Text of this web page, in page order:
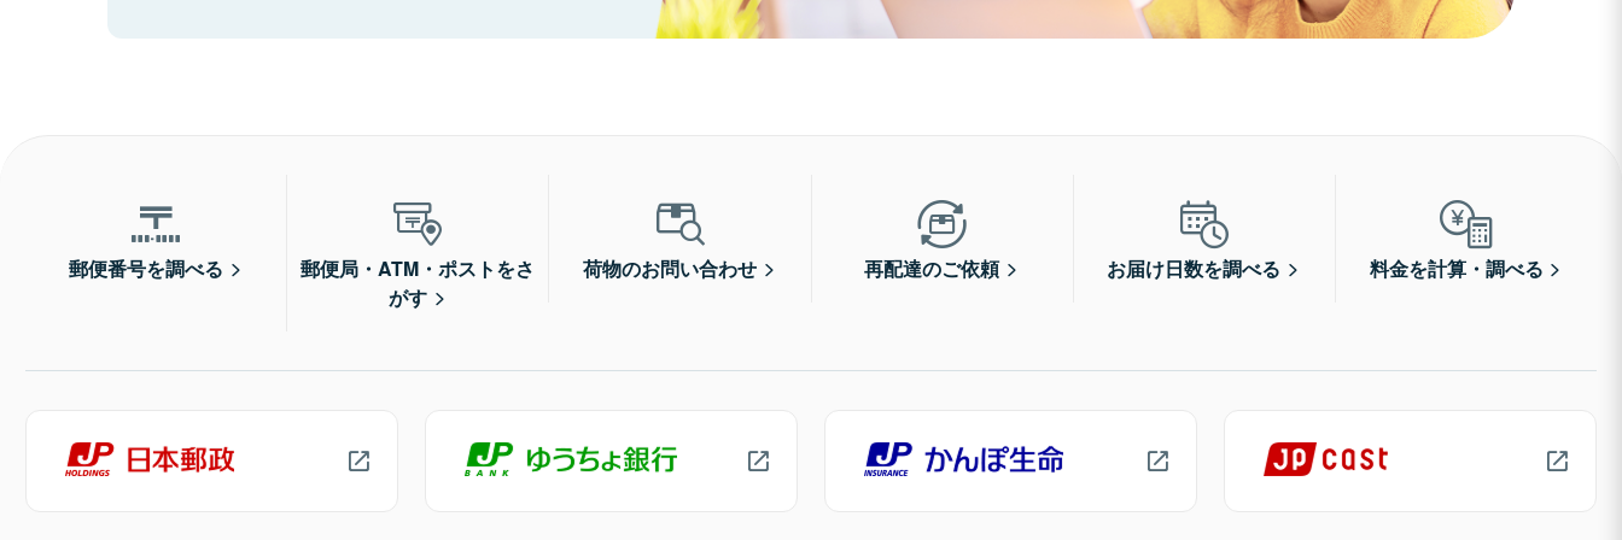
郵便番号を調べる
郵便局・ATM・ポストをさ
がす
荷物のお問い合わせ 再配達のご依頼 お届け日数を調べる 料金を計算・調べる